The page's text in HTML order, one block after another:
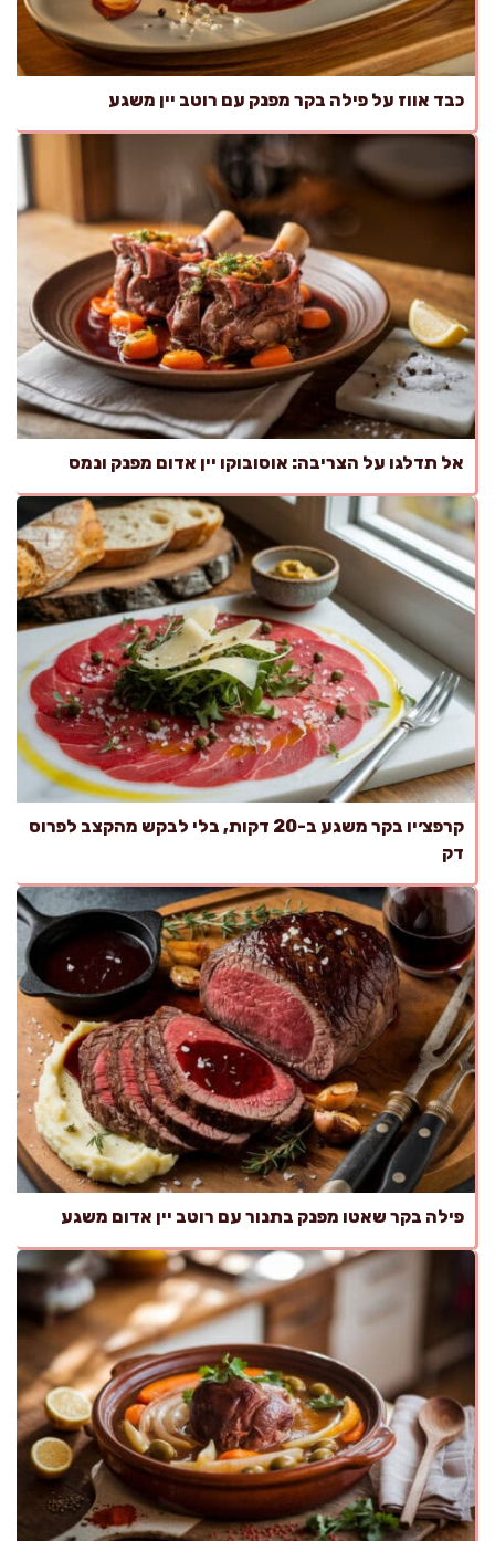
כבד אווז על פילה בקר מפנק עם רוטב יין משגע
אל תדלגו על הצריבה: אוסובוקו יין אדום מפנק ונמס
קרפצ׳יו בקר משגע ב-20 דקות, בלי לבקש מהקצב לפרוס
דק
פילה בקר שאטו מפנק בתנור עם רוטב יין אדום משגע